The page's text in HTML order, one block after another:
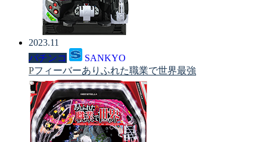
2023.11
パチンコ
SANKYO
Pフィーバーありふれた職業で世界最強